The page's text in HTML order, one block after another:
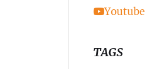
Youtube
TAGS